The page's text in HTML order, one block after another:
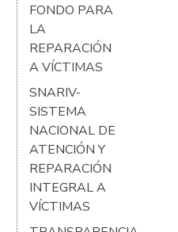
FONDO PARA
LA
REPARACIÓN
A VÍCTIMAS
SNARIV-
SISTEMA
NACIONAL DE
ATENCIÓN Y
REPARACIÓN
INTEGRAL A
VÍCTIMAS